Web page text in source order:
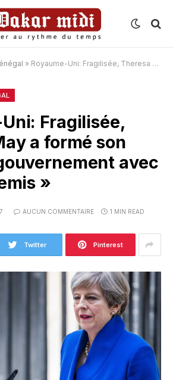
» Royaume-Uni: Fragilisée, Theresa May a formé son nouveau gouvernement avec « ses ennemis »
Fragilisée,
a formé son
avec
»
AUCUN COMMENTAIRE 1 MIN READ
Twitter Pinterest